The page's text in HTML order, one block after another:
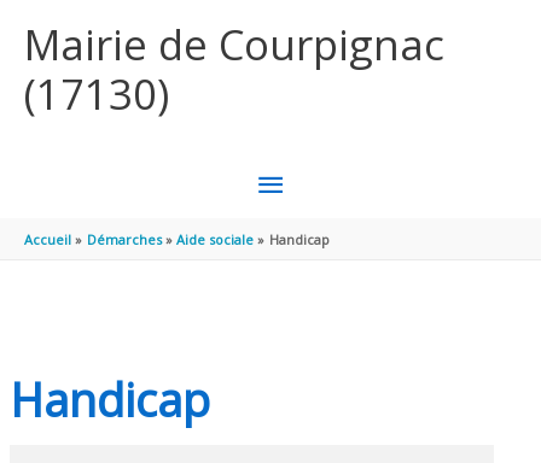
Mairie de Courpignac
(17130)
MENU
PRINCIPAL
Accueil Démarches Aide sociale Handicap
Handicap